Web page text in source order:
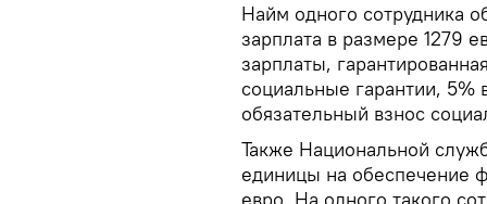
Найм одного сотрудника
зарплата в размере 1279
зарплаты,
социальные гарантии, 5%
обязательный взнос
Также Национальной
единицы на обеспечение